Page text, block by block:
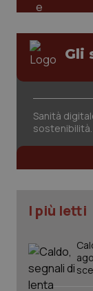
Gli
Sanità
I più letti
_ga